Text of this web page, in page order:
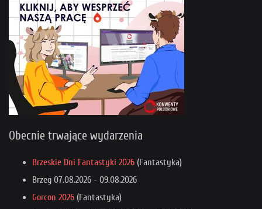
Obecnie trwające wydarzenia
Brzeskie Dni Fantastyki 2026 (Fantastyka)
Brzeg 07.08.2026 - 09.08.2026
Gorcon 2026 (Fantastyka)